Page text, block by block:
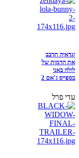
זנדאיה תדבב
את הדמות של
לולה באני
בספייס ג'אם 2
עדי פרל